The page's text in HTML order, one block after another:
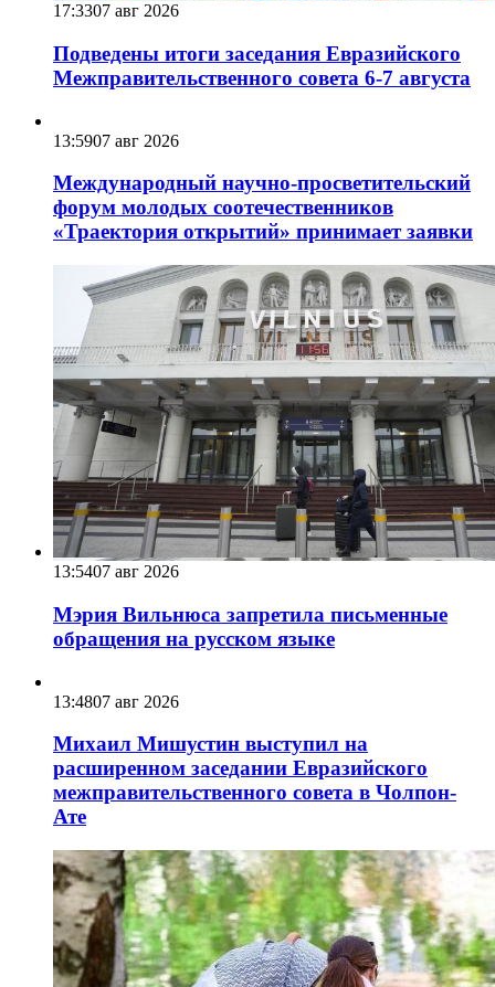
17:3307 авг 2026
Подведены итоги заседания Евразийского
Межправительственного совета 6-7 августа
13:5907 авг 2026
Международный научно-просветительский
форум молодых соотечественников
«Траектория открытий» принимает заявки
13:5407 авг 2026
Мэрия Вильнюса запретила письменные
обращения на русском языке
13:4807 авг 2026
Михаил Мишустин выступил на
расширенном заседании Евразийского
межправительственного совета в Чолпон-
Ате